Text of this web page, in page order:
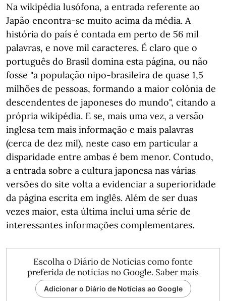
Na wikipédia lusófona, a entrada referente ao
Japão encontra-se muito acima da média. A
história do país é contada em perto de 56 mil
palavras, e nove mil caracteres. É claro que o
português do Brasil domina esta página, ou não
fosse "a população nipo-brasileira de quase 1,5
milhões de pessoas, formando a maior colónia de
descendentes de japoneses do mundo", citando a
própria wikipédia. E se, mais uma vez, a versão
inglesa tem mais informação e mais palavras
(cerca de dez mil), neste caso em particular a
disparidade entre ambas é bem menor. Contudo,
a entrada sobre a cultura japonesa nas várias
versões do site volta a evidenciar a superioridade
da página escrita em inglês. Além de ser duas
vezes maior, esta última inclui uma série de
interessantes informações complementares.
Escolha o Diário de Notícias como fonte
preferida de notícias no Google. Saber mais
Adicionar o Diário de Notícias ao Google